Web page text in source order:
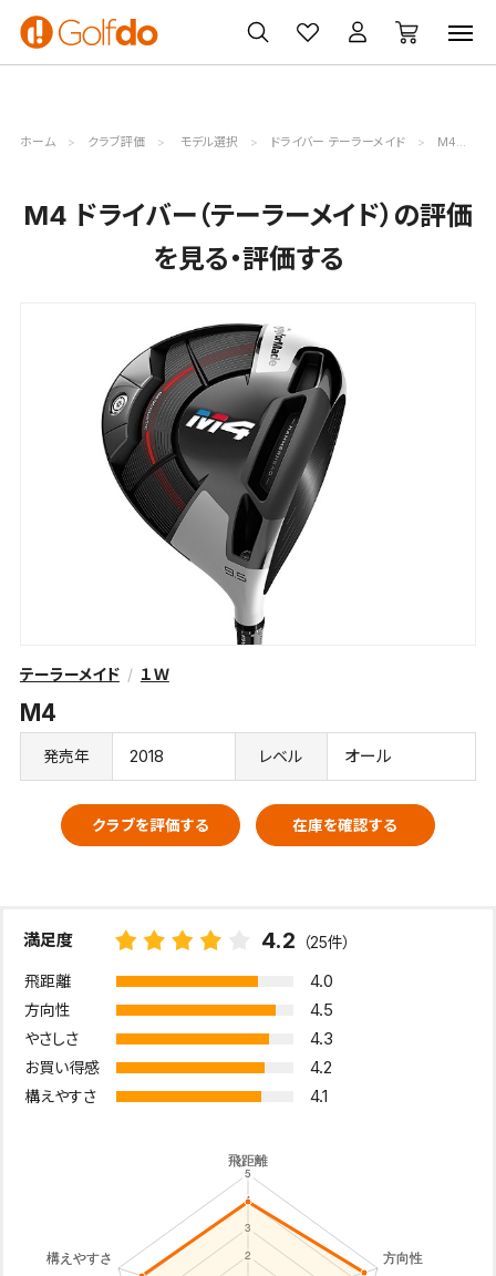
ゴルフ
クラブ
ゴルフ用品
買取
無料査定
クーポン
一覧
ホーム クラブ評価 モデル選択 ドライバー テーラーメイド M4評価詳細
M4 ドライバー（テーラーメイド）の評価
を見る・評価する
テーラーメイド １Ｗ
M4
発売年 2018 レベル オール
クラブを評価する 在庫を確認する
満足度 4.2 （25件）
飛距離 4.0
方向性 4.5
やさしさ 4.3
お買い得感 4.2
構えやすさ 4.1